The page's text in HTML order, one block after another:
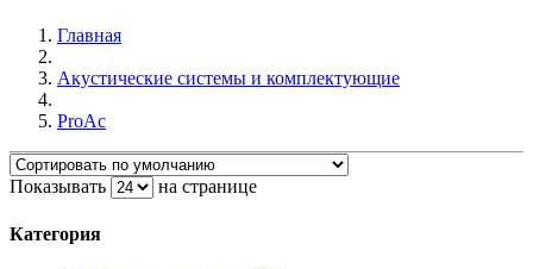
Главная
Акустические системы и комплектующие
ProAc
Показывать на странице
Категория